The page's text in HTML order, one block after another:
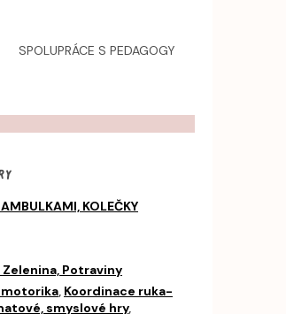
SPOLUPRÁCE S PEDAGOGY
KOLEČKY
Zelenina, Potraviny
, Koordinace ruka-
smyslové hry,